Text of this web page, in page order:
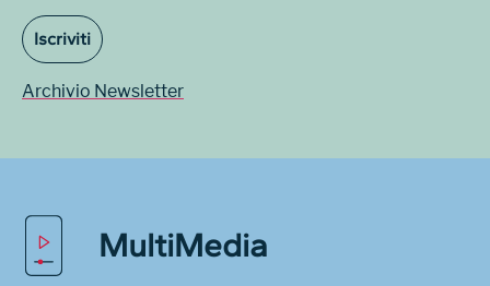
Iscriviti
Archivio Newsletter
MultiMedia